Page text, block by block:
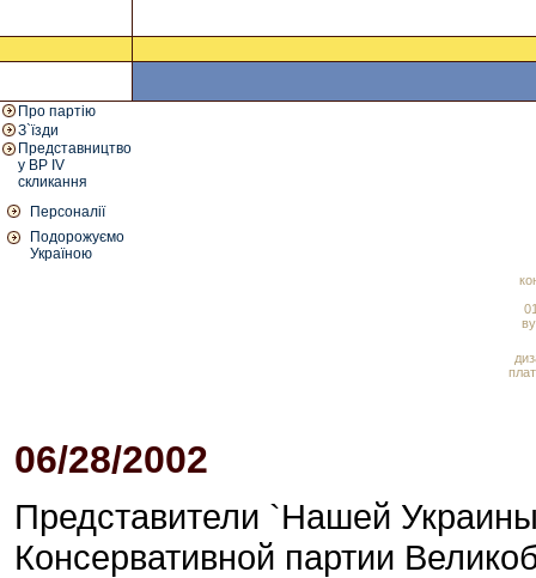
Про партію
З`їзди
Представництво
у ВР IV
скликання
Персоналії
Подорожуємо
Україною
06/28/2002
Представители `Нашей
Консервативной партии